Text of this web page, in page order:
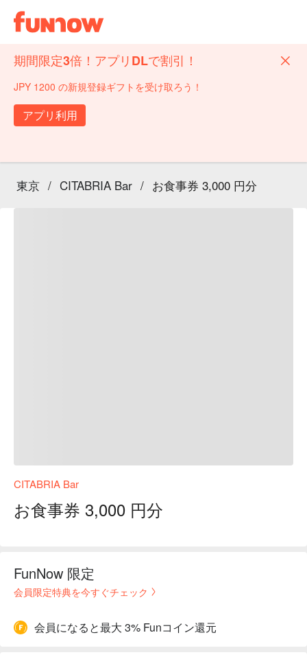
期間限定3倍！アプリDLで割引！
JPY 1200 の新規登録ギフトを受け取ろう！
アプリ利用
東京 / CITABRIA Bar / お食事券 3,000 円分
CITABRIA Bar
お食事券 3,000 円分
FunNow 限定
会員限定特典を今すぐチェック
会員になると最大 3% Funコイン還元